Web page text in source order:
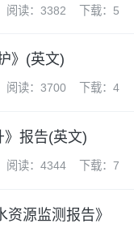
阅读：3382 下载：5
》(英文)
阅读：3700 下载：4
报告(英文)
阅读：4344 下载：7
源监测报告》